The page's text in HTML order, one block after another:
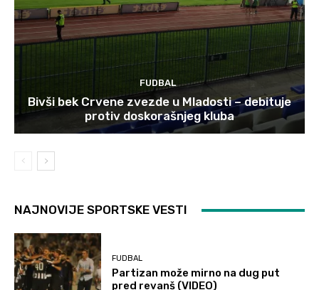
FUDBAL
Bivši bek Crvene zvezde u Mladosti – debituje
protiv doskorašnjeg kluba
NAJNOVIJE SPORTSKE VESTI
FUDBAL
Partizan može mirno na dug put
pred revanš (VIDEO)